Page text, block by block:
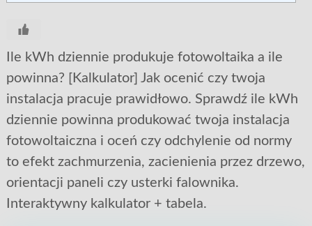
Ile kWh dziennie produkuje fotowoltaika a ile
powinna? [Kalkulator] Jak ocenić czy twoja
instalacja pracuje prawidłowo. Sprawdź ile kWh
dziennie powinna produkować twoja instalacja
fotowoltaiczna i oceń czy odchylenie od normy
to efekt zachmurzenia, zacienienia przez drzewo,
orientacji paneli czy usterki falownika.
Interaktywny kalkulator + tabela.